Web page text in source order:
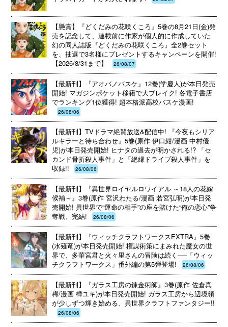
【懸賞】『どくだみの花咲くころ』5巻の8月21日(金)発
売を記念して、連載前に作家が個人的に作成していた
幻の同人誌版『どくだみの花咲くころ』全2巻セット
を、抽選で3名様にプレゼントするキャンペーンを開催!
【2026/8/31まで】
26/08/07
【最新刊】『アオバノバスケ』12巻(学慶人)が本日発売
開始! マガジンポケット移籍で大ブレイク! 各電子書店
でランキング1位獲得! 超本格派高校バスケ漫画!
26/08/06
【最新刊】TVドラマ絶賛放送&配信中! 『今夜もシリア
ルキラーと待ち合わせ』5巻(原作 伊口紺/漫画 中村優
児)が本日発売開始! ヒナタの過去が明かされる!? 「セ
カンド骨折殺人事件」と「絶縁ドライブ殺人事件」を
収録!!
26/08/06
【最新刊】『異世界ロイヤルロワイアル ～18人の花嫁
候補～』3巻(原作 宮沢わたる/漫画 若宮弘明)が本日発
売開始! 異世界で“運命の相手”の座を賭けた“俺の恋心”争
奪戦、完結!
26/08/06
【最新刊】『ウィッチクラフトワークスEXTRA』5巻
(水薙竜)が本日発売開始! 権謀術策にまみれた魔女の世
界で、多華宮君と火々里さんの冒険は続く──「ウィッ
チクラフトワークス」番外編の第5弾登場!
26/08/06
【最新刊】『ガラス工房の錬金術師』3巻(原作 佐倉真
稀/漫画 樺ユキ)が本日発売開始! ガラス工房から辺境領
が少しずつ輝き始める、異世界クラフトファンタジー!!
26/08/06